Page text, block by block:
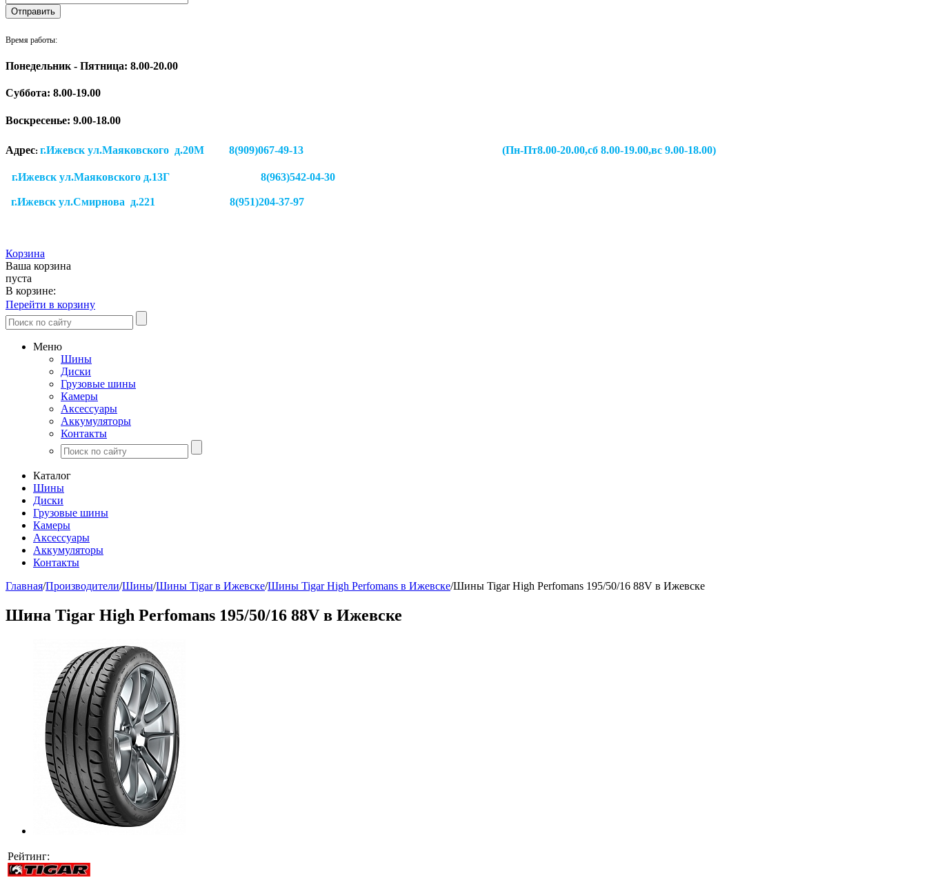
Время работы:
Понедельник - Пятница: 8.00-20.00
Суббота: 8.00-19.00
Воскресенье: 9.00-18.00
Адрес: г.Ижевск ул.Маяковского д.20М 8(909)067-49-13 (Пн-Пт8.00-20.00,сб 8.00-19.00,вс 9.00-18.00)
г.Ижевск ул.Маяковского д.13Г 8(963)542-04-30
г.Ижевск ул.Смирнова д.221 8(951)204-37-97
Корзина
Ваша корзина
пуста
В корзине:
Перейти в корзину
Меню
Шины
Диски
Грузовые шины
Камеры
Аксессуары
Аккумуляторы
Контакты
Каталог
Шины
Диски
Грузовые шины
Камеры
Аксессуары
Аккумуляторы
Контакты
Главная/Производители/Шины/Шины Tigar в Ижевске/Шины Tigar High Perfomans в Ижевске/Шины Tigar High Perfomans 195/50/16 88V в Ижевске
Шина Tigar High Perfomans 195/50/16 88V в Ижевске
Рейтинг: